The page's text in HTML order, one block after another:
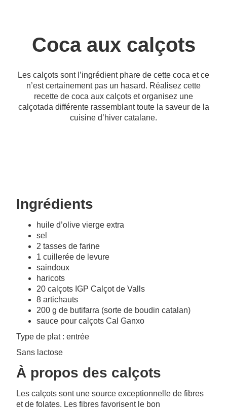
Coca aux calçots
Les calçots sont l’ingrédient phare de cette coca et ce
n’est certainement pas un hasard. Réalisez cette
recette de coca aux calçots et organisez une
calçotada différente rassemblant toute la saveur de la
cuisine d’hiver catalane.
Ingrédients
huile d’olive vierge extra
sel
2 tasses de farine
1 cuillerée de levure
saindoux
haricots
20 calçots IGP Calçot de Valls
8 artichauts
200 g de butifarra (sorte de boudin catalan)
sauce pour calçots Cal Ganxo
Type de plat : entrée
Sans lactose
À propos des calçots
Les calçots sont une source exceptionnelle de fibres
et de folates. Les fibres favorisent le bon